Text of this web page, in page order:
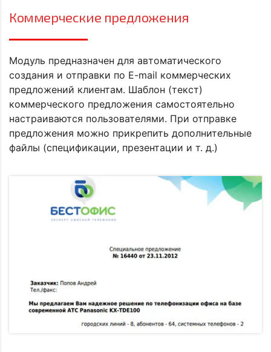
Коммерческие предложения
Модуль предназначен для автоматического
создания и отправки по E-mail коммерческих
предложений клиентам. Шаблон (текст)
коммерческого предложения самостоятельно
настраиваются пользователями. При отправке
предложения можно прикрепить дополнительные
файлы (спецификации, презентации и т. д.)